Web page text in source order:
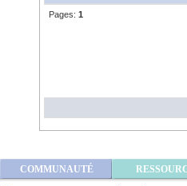
Pages: 1
COMMUNAUTÉ